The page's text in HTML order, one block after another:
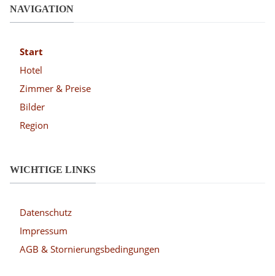
NAVIGATION
Start
Hotel
Zimmer & Preise
Bilder
Region
WICHTIGE LINKS
Datenschutz
Impressum
AGB & Stornierungsbedingungen